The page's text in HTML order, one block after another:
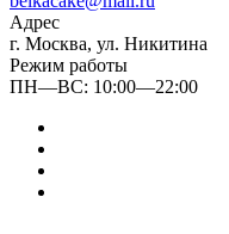
Адрес
г. Москва, ул. Никитина
Режим работы
ПН—ВС: 10:00—22:00